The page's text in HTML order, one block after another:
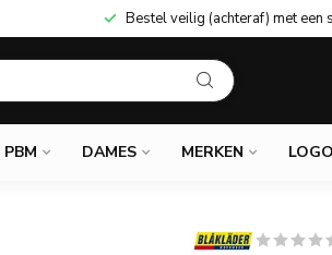
Bestel veilig (achteraf) met een
PBM DAMES MERKEN